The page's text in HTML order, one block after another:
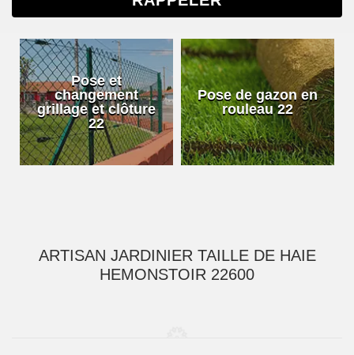
Pose et
changement
grillage et clôture
22
Pose de gazon en
rouleau 22
ARTISAN JARDINIER TAILLE DE HAIE
HEMONSTOIR 22600